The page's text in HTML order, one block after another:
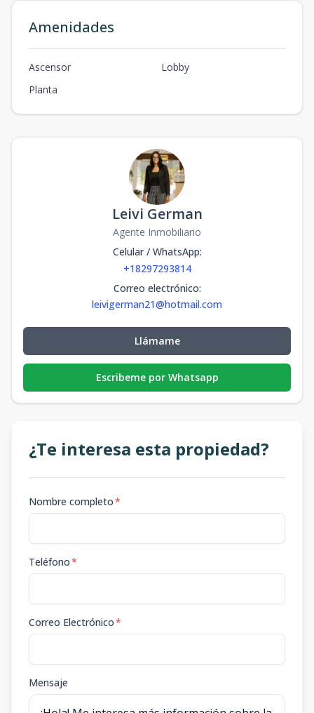
Amenidades
Ascensor
Lobby
Planta
Leivi German
Agente Inmobiliario
Celular / WhatsApp:
+18297293814
Correo electrónico:
leivigerman21@hotmail.com
Llámame
Escribeme por Whatsapp
¿Te interesa esta propiedad?
Nombre completo*
Teléfono*
Correo Electrónico*
Mensaje